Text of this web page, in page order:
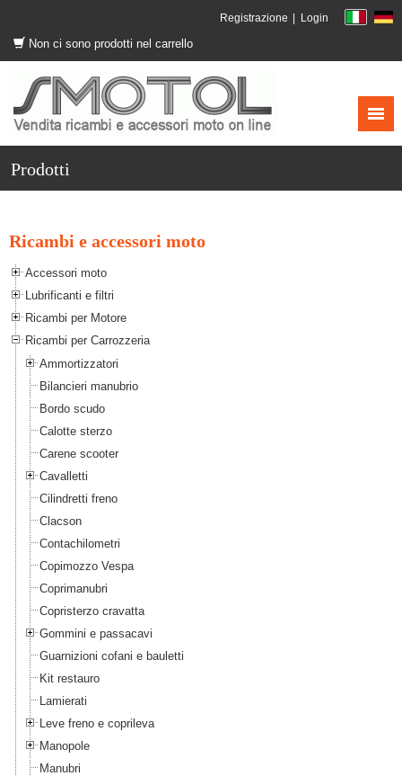
Registrazione Login
Non ci sono prodotti nel carrello
Prodotti
Ricambi e accessori moto
Accessori moto
Lubrificanti e filtri
Ricambi per Motore
Ricambi per Carrozzeria
Ammortizzatori
Bilancieri manubrio
Bordo scudo
Calotte sterzo
Carene scooter
Cavalletti
Cilindretti freno
Clacson
Contachilometri
Copimozzo Vespa
Coprimanubri
Copristerzo cravatta
Gommini e passacavi
Guarnizioni cofani e bauletti
Kit restauro
Lamierati
Leve freno e coprileva
Manopole
Manubri